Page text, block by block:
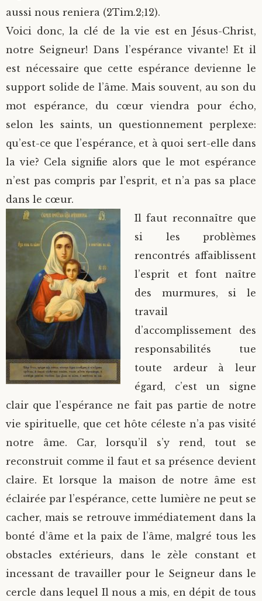
aussi nous reniera (2Tim.2;12).
Voici donc, la clé de la vie est en Jésus-Christ,
notre Seigneur! Dans l’espérance vivante! Et il
est nécessaire que cette espérance devienne le
support solide de l’âme. Mais souvent, au son du
mot espérance, du cœur viendra pour écho,
selon les saints, un questionnement perplexe:
qu’est-ce que l’espérance, et à quoi sert-elle dans
la vie? Cela signifie alors que le mot espérance
n’est pas compris par l’esprit, et n’a pas sa place
dans le cœur.
Il faut reconnaître que
si les problèmes
rencontrés affaiblissent
l’esprit et font naître
des murmures, si le
travail
d’accomplissement des
responsabilités tue
toute ardeur à leur
égard, c’est un signe
clair que l’espérance ne fait pas partie de notre
vie spirituelle, que cet hôte céleste n’a pas visité
notre âme. Car, lorsqu’il s’y rend, tout se
reconstruit comme il faut et sa présence devient
claire. Et lorsque la maison de notre âme est
éclairée par l’espérance, cette lumière ne peut se
cacher, mais se retrouve immédiatement dans la
bonté d’âme et la paix de l’âme, malgré tous les
obstacles extérieurs, dans le zèle constant et
incessant de travailler pour le Seigneur dans le
cercle dans lequel Il nous a mis, en dépit de tous